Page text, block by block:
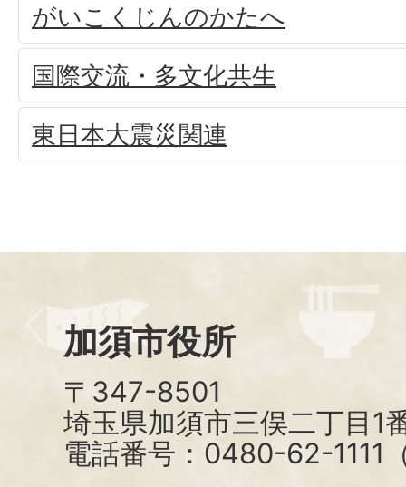
がいこくじんのかたへ
国際交流・多文化共生
東日本大震災関連
加須市役所
〒347-8501
埼玉県加須市三俣二丁目1
電話番号：0480-62-1111